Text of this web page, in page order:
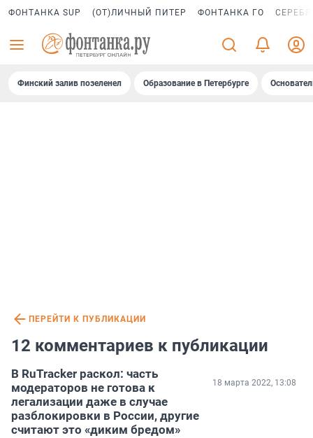
ФОНТАНКА SUP (ОТ)ЛИЧНЫЙ ПИТЕР ФОНТАНКА ГО
Финский залив позеленел Образование в Петербурге
ПЕРЕЙТИ К ПУБЛИКАЦИИ
12 комментариев к публикации
В RuTracker раскол: часть
модераторов не готова к
легализации даже в случае
разблокировки в России, другие
считают это «диким бредом»
18 марта 2022, 13:08